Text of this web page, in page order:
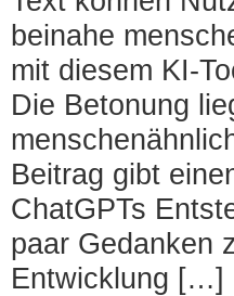
beinahe
mit diesem KI-
Die Betonung
Beitrag gibt
ChatGPTs
paar Gedanken
Entwicklung […]